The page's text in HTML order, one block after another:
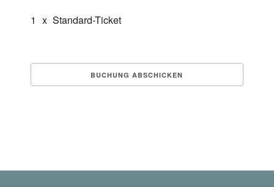
1 x Standard-Ticket